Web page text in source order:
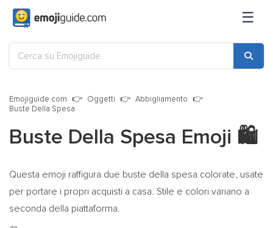
☰
Emojiguide.com Oggetti
Abbigliamento
Buste Della Spesa
Buste Della Spesa Emoji 🛍️
Questa emoji raffigura due buste della spesa colorate, usate
per portare i propri acquisti a casa. Stile e colori variano a
seconda della piattaforma.